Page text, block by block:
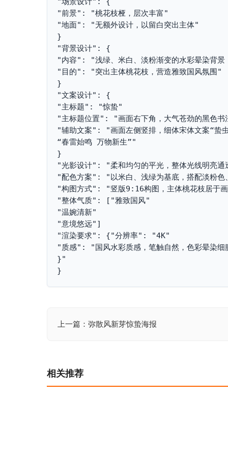
"前景": "桃花枝桠，层次丰富"
"地面": "无额外设计，以留白突出主体"
}
"背景设计": {
"内容": "浅绿、米白、淡粉渐变的水彩晕染背景
"目的": "突出主体桃花枝，营造雅致国风氛围"
}
"文案设计": {
"主标题": "惊蛰"
"主标题位置": "画面右下角，大气苍劲的黑色书
"辅助文案": "画面左侧竖排，细体宋体文案“蛰
“春雷始鸣 万物新生”"
}
"光影设计": "柔和均匀的平光，整体光线明亮通
"配色方案": "以米白、浅绿为基底，搭配淡粉色
"构图方式": "竖版9:16构图，主体桃花枝居于画
"整体气质": ["雅致国风"
"温婉清新"
"意境悠远"]
"渲染要求": {"分辨率": "4K"
"质感": "国风水彩质感，笔触自然，色彩晕染
}"
}
文
航
上一篇：弥散风新芽惊蛰海报
相关推荐